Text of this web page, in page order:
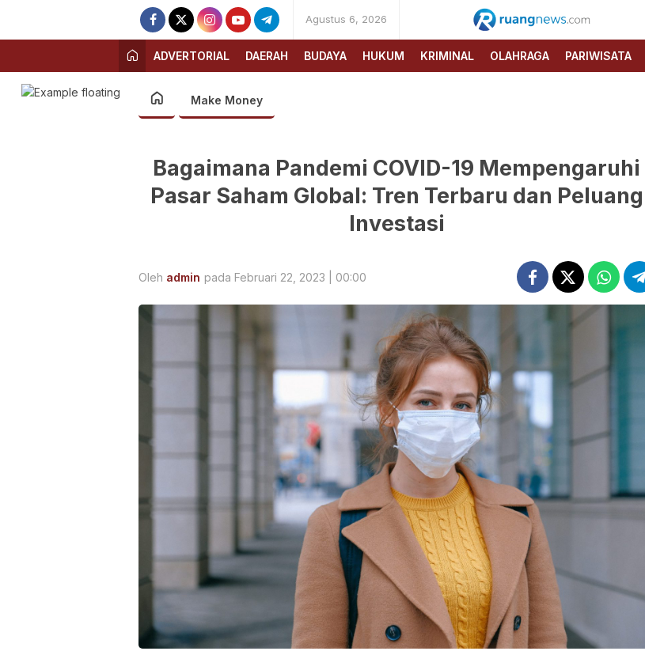
Agustus 6, 2026
RUANG
NEWS
ADVERTORIAL DAERAH BUDAYA HUKUM KRIMINAL OLAHRAGA PARIWISATA
Make Money
Bagaimana Pandemi COVID-19 Mempengaruhi
Pasar Saham Global: Tren Terbaru dan Peluang
Investasi
Oleh admin pada Februari 22, 2023 | 00:00